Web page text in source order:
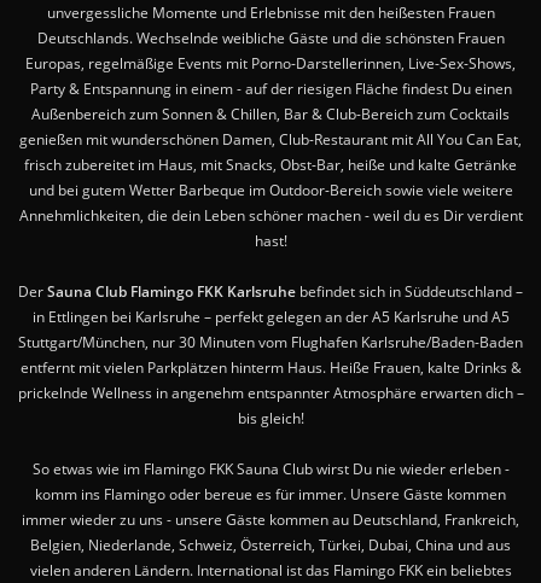
unvergessliche Momente und Erlebnisse mit den heißesten Frauen
Deutschlands. Wechselnde weibliche Gäste und die schönsten Frauen
Europas, regelmäßige Events mit Porno-Darstellerinnen, Live-Sex-Shows,
Party & Entspannung in einem - auf der riesigen Fläche findest Du einen
Außenbereich zum Sonnen & Chillen, Bar & Club-Bereich zum Cocktails
genießen mit wunderschönen Damen, Club-Restaurant mit All You Can Eat,
frisch zubereitet im Haus, mit Snacks, Obst-Bar, heiße und kalte Getränke
und bei gutem Wetter Barbeque im Outdoor-Bereich sowie viele weitere
Annehmlichkeiten, die dein Leben schöner machen - weil du es Dir verdient
hast!
DerSauna Club Flamingo FKK Karlsruhe befindet sich in Süddeutschland –
in Ettlingen bei Karlsruhe – perfekt gelegen an der A5 Karlsruhe und A5
Stuttgart/München, nur 30 Minuten vom Flughafen Karlsruhe/Baden-Baden
entfernt mit vielen Parkplätzen hinterm Haus. Heiße Frauen, kalte Drinks &
prickelnde Wellness in angenehm entspannter Atmosphäre erwarten dich –
bis gleich!
So etwas wie im Flamingo FKK Sauna Club wirst Du nie wieder erleben -
komm ins Flamingo oder bereue es für immer. Unsere Gäste kommen
immer wieder zu uns - unsere Gäste kommen au Deutschland, Frankreich,
Belgien, Niederlande, Schweiz, Österreich, Türkei, Dubai, China und aus
vielen anderen Ländern. International ist das Flamingo FKK ein beliebtes